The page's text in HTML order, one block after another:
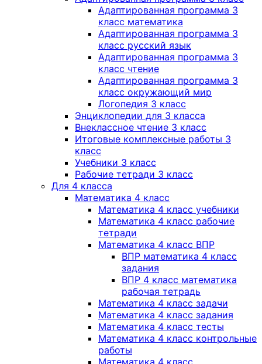
Адаптированная программа 3
класс математика
Адаптированная программа 3
класс русский язык
Адаптированная программа 3
класс чтение
Адаптированная программа 3
класс окружающий мир
Логопедия 3 класс
Энциклопедии для 3 класса
Внеклассное чтение 3 класс
Итоговые комплексные работы 3
класс
Учебники 3 класс
Рабочие тетради 3 класс
Для 4 класса
Математика 4 класс
Математика 4 класс учебники
Математика 4 класс рабочие
тетради
Математика 4 класс ВПР
ВПР математика 4 класс
задания
ВПР 4 класс математика
рабочая тетрадь
Математика 4 класс задачи
Математика 4 класс задания
Математика 4 класс тесты
Математика 4 класс контрольные
работы
Математика 4 класс